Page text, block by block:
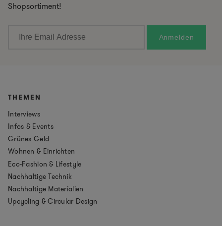
Shopsortiment!
THEMEN
Interviews
Infos & Events
Grünes Geld
Wohnen & Einrichten
Eco-Fashion & Lifestyle
Nachhaltige Technik
Nachhaltige Materialien
Upcycling & Circular Design